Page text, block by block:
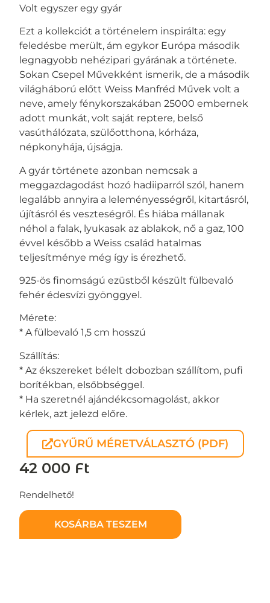
Volt egyszer egy gyár
Ezt a kollekciót a történelem inspirálta: egy
feledésbe merült, ám egykor Európa második
legnagyobb nehézipari gyárának a története.
Sokan Csepel Művekként ismerik, de a második
világháború előtt Weiss Manfréd Művek volt a
neve, amely fénykorszakában 25000 embernek
adott munkát, volt saját reptere, belső
vasúthálózata, szülőotthona, kórháza,
népkonyhája, újságja.
A gyár története azonban nemcsak a
meggazdagodást hozó hadiiparról szól, hanem
legalább annyira a leleményességről, kitartásról,
újításról és veszteségről. És hiába mállanak
néhol a falak, lyukasak az ablakok, nő a gaz, 100
évvel később a Weiss család hatalmas
teljesítménye még így is érezhető.
925-ös finomságú ezüstből készült fülbevaló
fehér édesvízi gyönggyel.
Mérete:
* A fülbevaló 1,5 cm hosszú
Szállítás:
* Az ékszereket bélelt dobozban szállítom, pufi
borítékban, elsőbbséggel.
* Ha szeretnél ajándékcsomagolást, akkor
kérlek, azt jelezd előre.
GYŰRŰ MÉRETVÁLASZTÓ (PDF)
42 000 Ft
Rendelhető!
KOSÁRBA TESZEM